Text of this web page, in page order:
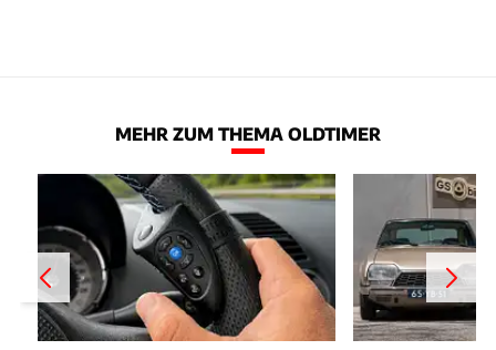
MEHR ZUM THEMA OLDTIMER